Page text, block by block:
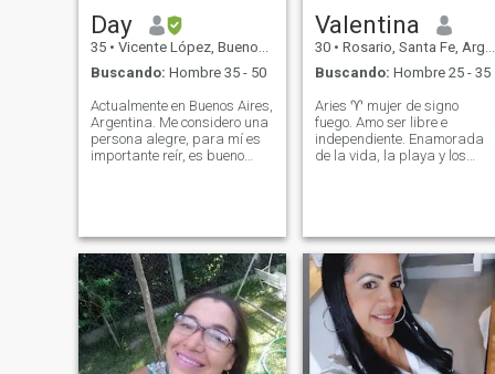
Day
35 • Vicente López, Buenos Aires, Argentina
Buscando: Hombre 35 - 50
Actualmente en Buenos Aires,
Argentina. Me considero una
persona alegre, para mí es
importante reír, es bueno
aprendamos de ella. Soy
simpática, carismática, soy
educada, con sentido del
humor y también tengo
carácter🤭 En fin, un poco de
todo, soy ordenada, me
gusta cocinar, me encanta
leer, también me gusta
Valentina
30 • Rosario, Santa Fe, Argentina
Buscando: Hombre 25 - 35
Aries ♈️ mujer de signo
fuego. Amo ser libre e
independiente. Enamorada
de la vida, la playa y los
Argentina 🇻🇪❤️-🇦🇷 Me
gustaría decir que todo lo
que dice mi perfil es real, al
igual que mis fotos. Aries ♈️
fire sign woman. I love being
free and independent. In love
with life, the beach and
sunsets. Willing to meet and